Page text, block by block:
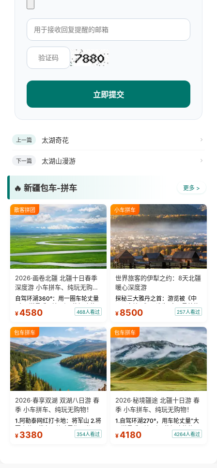
立即提交
上一篇 太湖奇花
下一篇 太湖山漫游
🔥 新疆包车-拼车 更多 >
散客拼团
2026·画卷北疆 北疆十日春季
深度游 小车拼车、纯玩无购
物！
自驾环湖360°：用一圈车轮丈量
“大西洋最后一滴眼泪”的极致蔚
蓝。 赛湖旅拍：甄选多款风格服
绝美瞬间。 赛湖坦克300跟车视
频：专业摄影师...
¥4580 468人看过
小车拼车
世界旅客的伊犁之约：8天北疆
暖心深度游
探秘三大雅丹之首：游览被《中
国国家地理》评选为“中国最美的
三大雅丹”第一名的克拉玛依魔鬼
瓦人最大村落——禾木村，欣赏
晨雾与小木...
¥ 8500 257人看过
包车拼车
2026·春享双湖 双湖八日游 春
季 小车拼车、纯玩无购物！
1.阿勒泰网红打卡地：将军山 2.将
军山落日缆车，体验雪都风光 3.
将军山，夕阳派对，蹦迪party 4.
¥ 3380 354人看过
包车拼车
2026·秘境疆途 北疆十日游 春
季 小车拼车、纯玩无购物！
1.自驾环湖270°，用车轮丈量“大
西洋最后一滴眼泪”的极致蔚蓝，
让雪山、花海与深邃湖水在转弯
¥4180 4264人看过